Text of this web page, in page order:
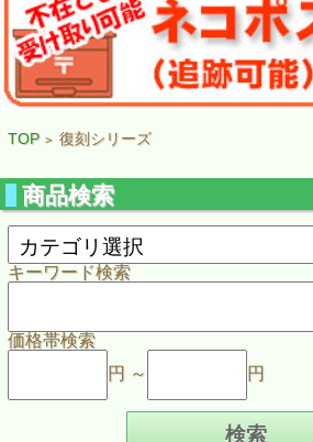
TOP > 復刻シリーズ
商品検索
キーワード検索
価格帯検索
円 ～
円